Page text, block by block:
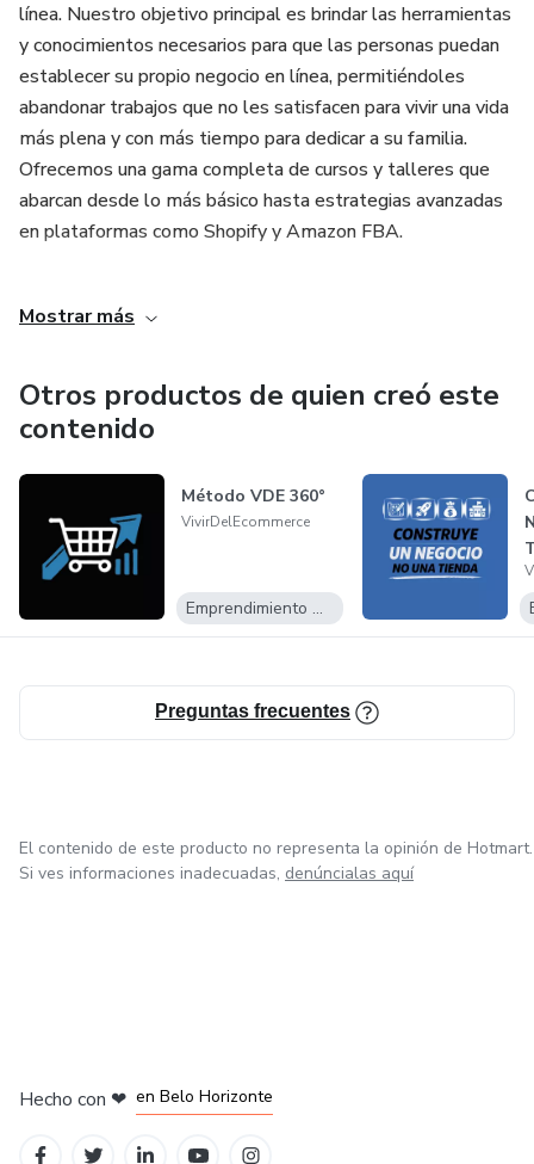
línea. Nuestro objetivo principal es brindar las herramientas
y conocimientos necesarios para que las personas puedan
establecer su propio negocio en línea, permitiéndoles
abandonar trabajos que no les satisfacen para vivir una vida
más plena y con más tiempo para dedicar a su familia.
Ofrecemos una gama completa de cursos y talleres que
abarcan desde lo más básico hasta estrategias avanzadas
en plataformas como Shopify y Amazon FBA.
practicantes activos en el campo del eCommerce.
plataformas como Shopify y Amazon FBA, y llevamos
nuestros productos a mercados internacionales. Esta
experiencia directa nos permite ofrecer una formación más
completa y actualizada, ya que entendemos los desafíos y
oportunidades que presenta este tipo de negocio. Nuestra
doble función como educadores y emprendedores nos
convierte en una opción única para aquellos que buscan una
formación práctica y de alta calidad en el mundo del
eCommerce y el marketing digital.
Mostrar más
Otros productos de quien creó este
contenido
Método VDE 360°
VivirDelEcommerce
Emprendimiento Digital
Preguntas frecuentes
El contenido de este producto no representa la opinión de Hotmart.
Si ves informaciones inadecuadas, denúncialas aquí
Hecho con ❤ en Belo Horizonte